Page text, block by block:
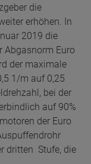
die
erhöhen. In
2019 die
Abgasnorm Euro
der maximale
1/m auf 0,25
bei der
auf 90%
der Euro
dritten Stufe, die